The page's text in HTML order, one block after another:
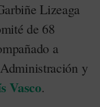
Lizeaga
de 68
a
y
Vasco.